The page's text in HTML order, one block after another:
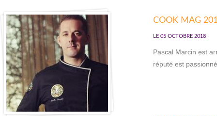
COOK MAG
LE 05 OCTOBRE 2018
Pascal Marcin est
réputé est